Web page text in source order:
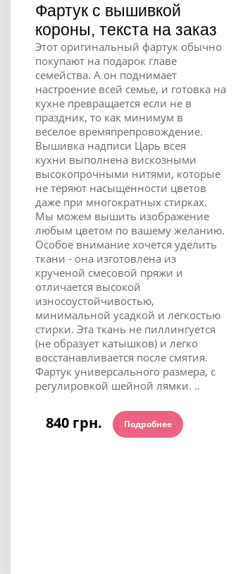
Фартук с вышивкой
короны, текста на заказ
Этот оригинальный фартук обычно
покупают на подарок главе
семейства. А он поднимает
настроение всей семье, и готовка на
кухне превращается если не в
праздник, то как минимум в
веселое времяпрепровождение.
Вышивка надписи Царь всея
кухни выполнена вискозными
высокопрочными нитями, которые
не теряют насыщенности цветов
даже при многократных стирках.
Мы можем вышить изображение
любым цветом по вашему желанию.
Особое внимание хочется уделить
ткани - она изготовлена из
крученой смесовой пряжи и
отличается высокой
износоустойчивостью,
минимальной усадкой и легкостью
стирки. Эта ткань не пиллингуется
(не образует катышков) и легко
восстанавливается после смятия.
Фартук универсального размера, с
регулировкой шейной лямки. ..
840 грн. Подробнее